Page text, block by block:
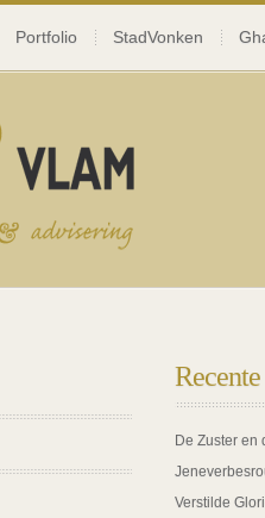
Portfolio StadVonken
De Zuster en
Verstilde